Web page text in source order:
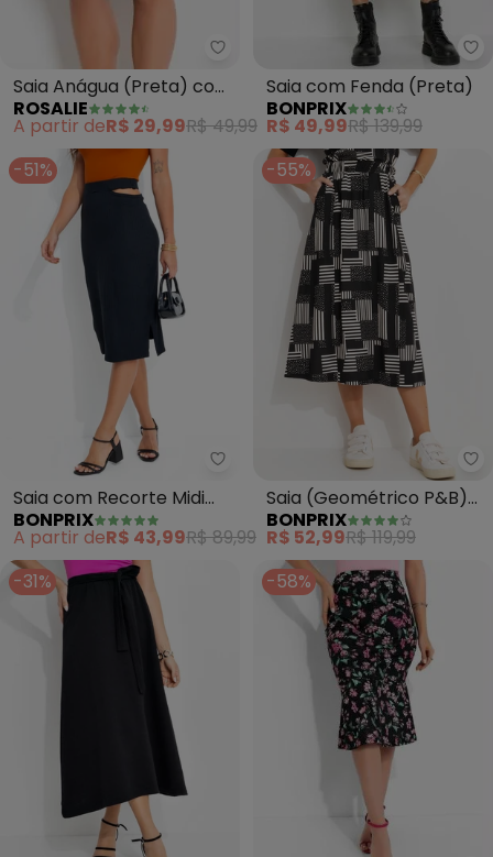
Rosalie - Saia Anágua (Preta)
Saia Anágua (Preta) com
Renda
ROSALIE
A partir deR$ 29,99R$ 49,99
Saia com Fenda (Preta)
BONPRIX
R$ 49,99R$ 139,99
-51%
bonprix - Saia com Recorte
Saia com Recorte Midi
(Preta)
BONPRIX
A partir deR$ 43,99R$ 89,99
-55%
Saia (Geométrico P&B)
em Malha de Viscose
BONPRIX
R$ 52,99R$ 119,99
-31%
-58%